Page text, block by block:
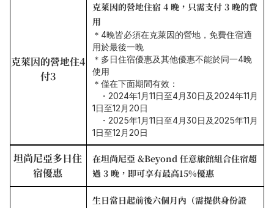
克萊因的營地住4
付3
克萊因的營地住宿 4 晚，只需支付 3 晚的費
用
＊4晚皆必須在克萊因的營地，免費住宿適
用於最後一晚
＊多日住宿優惠及其他優惠不能於同一4晚
使用
＊僅在下面期間有效：
1日至12月20日
1日至12月20日
坦尚尼亞多日住
宿優惠
在坦尚尼亞 &Beyond 任意旅館組合住宿超
過 3 晚，即可享有最高15%優惠
生日當日起前後六個月內（需提供身份證